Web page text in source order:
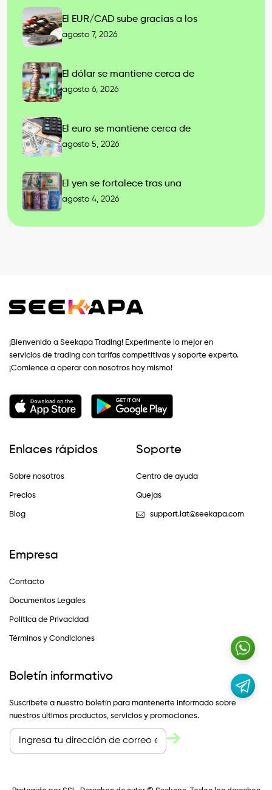
El EUR/CAD sube gracias a los
agosto 7, 2026
El dólar se mantiene cerca de
agosto 6, 2026
El euro se mantiene cerca de
agosto 5, 2026
El yen se fortalece tras una
agosto 4, 2026
¡Bienvenido a Seekapa Trading! Experimente lo mejor en
servicios de trading con tarifas competitivas y soporte experto.
¡Comience a operar con nosotros hoy mismo!
Enlaces rápidos
Sobre nosotros
Precios
Blog
Soporte
Centro de ayuda
Quejas
support.lat@seekapa.com
Empresa
Contacto
Documentos Legales
Política de Privacidad
Términos y Condiciones
Boletín informativo
Suscríbete a nuestro boletín para mantenerte informado sobre
nuestros últimos productos, servicios y promociones.